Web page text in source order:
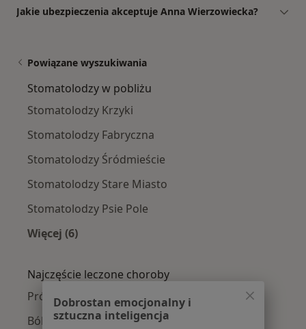
Jakie ubezpieczenia akceptuje Anna Wierzowiecka?
Powiązane wyszukiwania
Stomatolodzy w pobliżu
Stomatolodzy Krzyki
Stomatolodzy Fabryczna
Stomatolodzy Śródmieście
Stomatolodzy Stare Miasto
Stomatolodzy Psie Pole
Więcej (6)
Najczęście leczone choroby
Próchnica w Wrocławiu
Ból zęba w Wrocławiu
Dobrostan emocjonalny i
sztuczna inteligencja